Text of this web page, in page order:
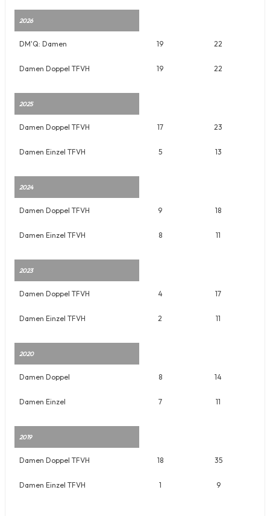
2026
DM'Q: Damen 19 22
Damen Doppel TFVH 19 22
2025
Damen Doppel TFVH 17 23
Damen Einzel TFVH 5 13
2024
Damen Doppel TFVH 9 18
Damen Einzel TFVH 8 11
2023
Damen Doppel TFVH 4 17
Damen Einzel TFVH 2 11
2020
Damen Doppel 8 14
Damen Einzel 7 11
2019
Damen Doppel TFVH 18 35
Damen Einzel TFVH 1 9